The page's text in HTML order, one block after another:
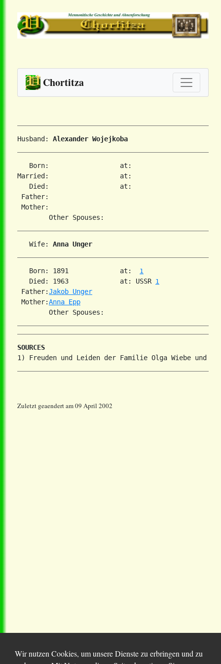
Chortitza
Husband: Alexander Wojejkoba
   Born:                  at:
Married:                  at:
   Died:                  at:
Father:
Mother:
   Wife:
Anna Unger
   Born: 1891             at:
1
   Died: 1963             at: USSR
1
Father:Jakob Unger
Mother:Anna Epp
SOURCES
Zuletzt geaendert am 09 April 2002
Wir nutzen Cookies, um unsere Dienste zu erbringen und zu